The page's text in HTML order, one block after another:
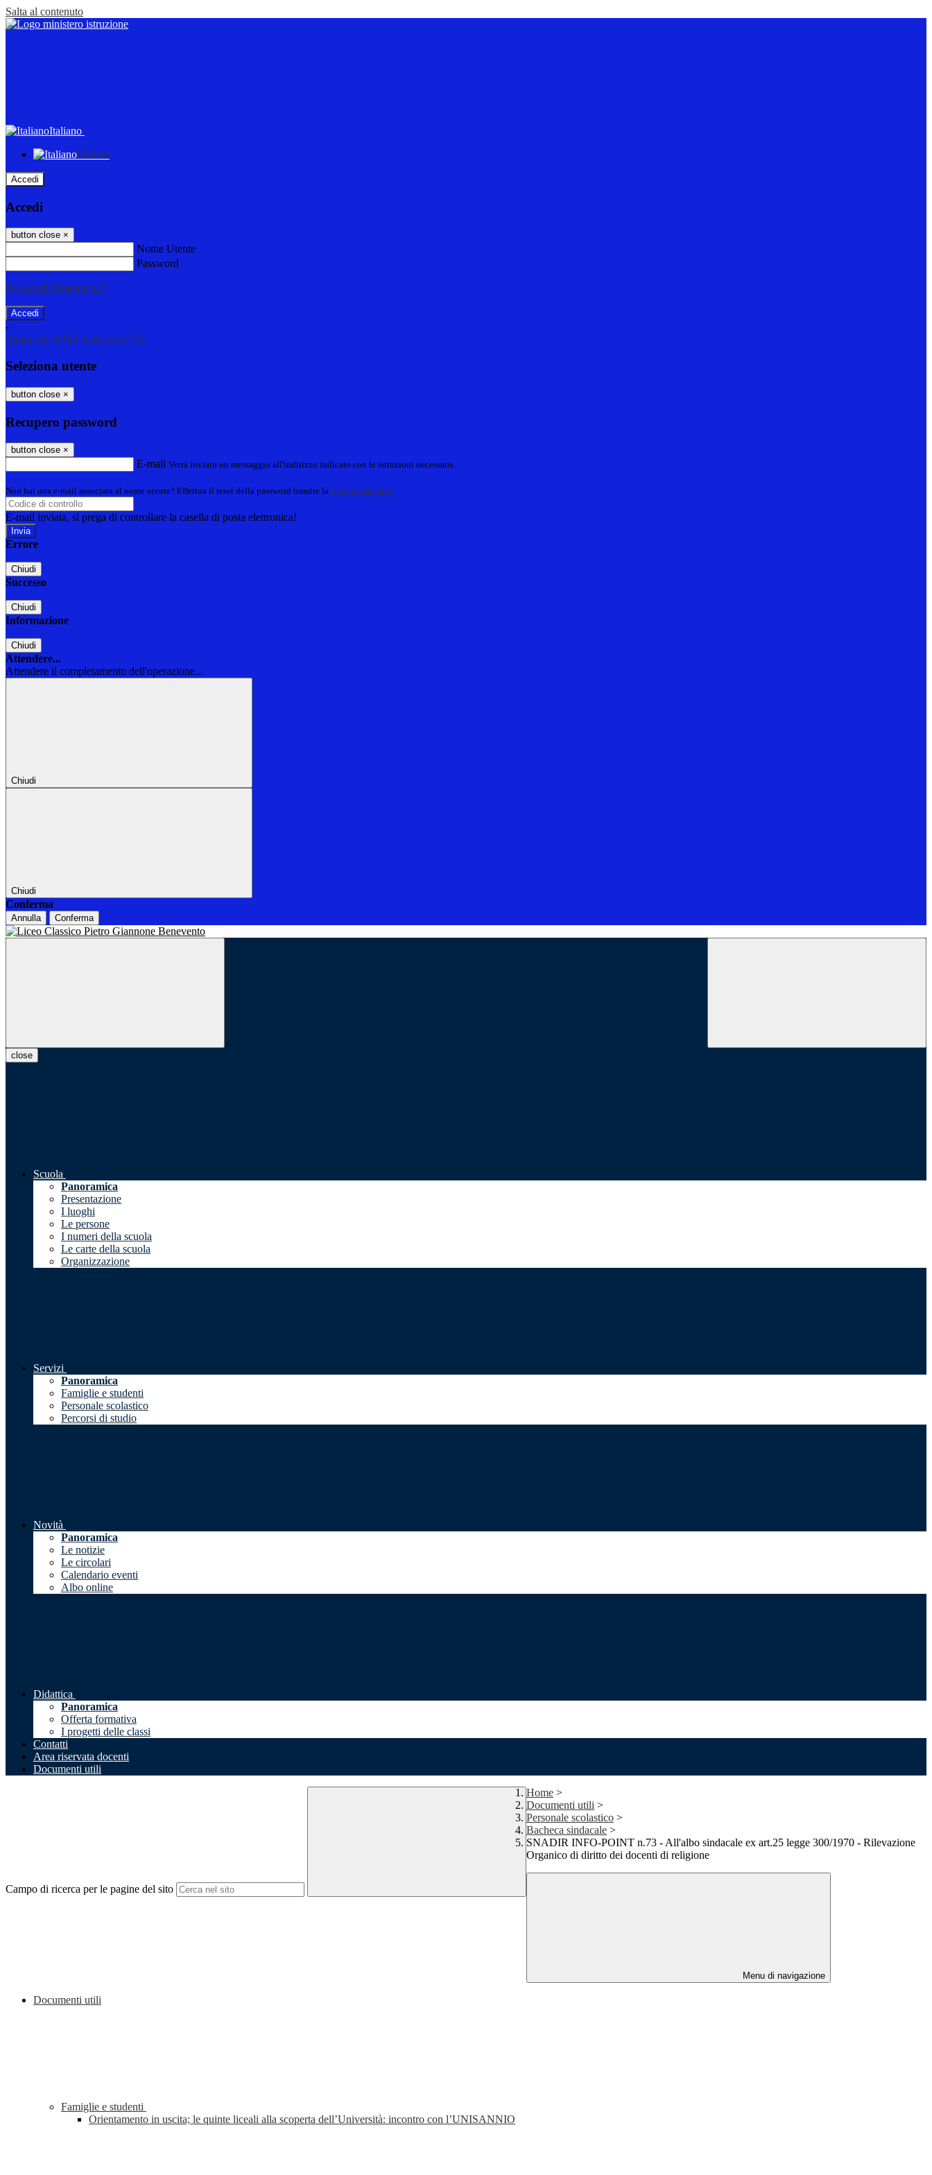
Salta al contenuto
Italiano
Italiano
Accedi
Accedi
button close ×
Nome Utente
Password
Password dimenticata?
-
Entra con SPID Entra con CIE
Seleziona utente
button close ×
Recupero password
button close ×
E-mail Verrà inviato un messaggio all'indirizzo indicato con le istruzioni necessarie.
Non hai una e-mail associata al nome utente? Effettua il reset della password tramite la Login Spaggiari
E-mail inviata, si prega di controllare la casella di posta elettronica!
Errore
Chiudi
Successo
Chiudi
Informazione
Chiudi
Attendere...
Attendere il completamento dell'operazione...
Chiudi
Chiudi
Conferma
Annulla Conferma
close
Scuola
Panoramica
Presentazione
I luoghi
Le persone
I numeri della scuola
Le carte della scuola
Organizzazione
Servizi
Panoramica
Famiglie e studenti
Personale scolastico
Percorsi di studio
Novità
Panoramica
Le notizie
Le circolari
Calendario eventi
Albo online
Didattica
Panoramica
Offerta formativa
I progetti delle classi
Contatti
Area riservata docenti
Documenti utili
Campo di ricerca per le pagine del sito
Home >
Documenti utili >
Personale scolastico >
Bacheca sindacale >
SNADIR INFO-POINT n.73 - All'albo sindacale ex art.25 legge 300/1970 - Rilevazione
Organico di diritto dei docenti di religione
Menu di navigazione
Documenti utili
Famiglie e studenti
Orientamento in uscita; le quinte liceali alla scoperta dell’Università: incontro con l’UNISANNIO